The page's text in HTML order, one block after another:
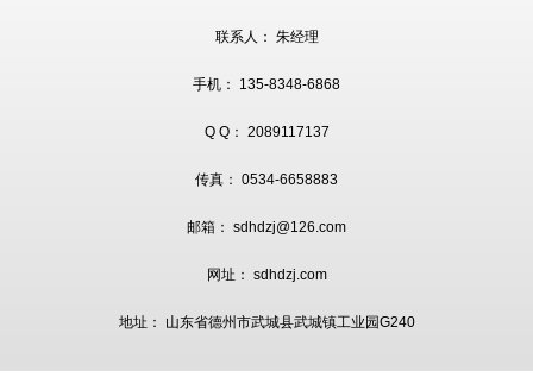
联系人： 朱经理
手机： 135-8348-6868
Q Q： 2089117137
传真： 0534-6658883
邮箱： sdhdzj@126.com
网址： sdhdzj.com
地址： 山东省德州市武城县武城镇工业园G240